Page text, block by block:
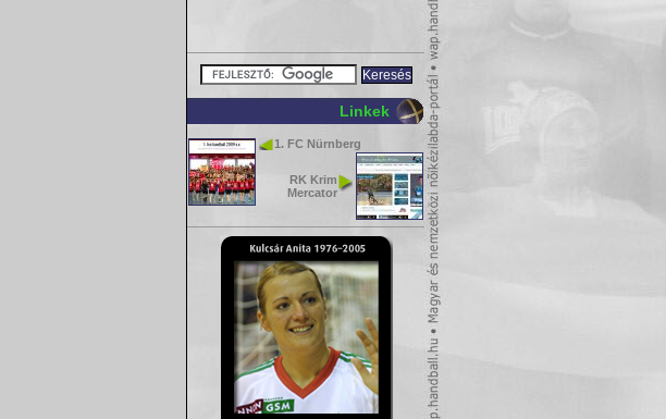
Linkek
1. FC Nürnberg
RK Krim
Mercator